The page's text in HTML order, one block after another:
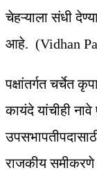
चेहऱ्याला संधी
आहे. (Vidhan
पक्षांतर्गत चर्चेत
कायंदे यांचीही
राजकीय